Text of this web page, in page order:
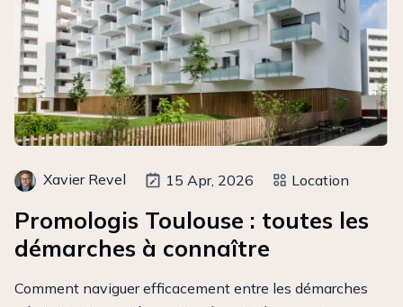
Xavier Revel 15 Apr, 2026 Location
Promologis Toulouse : toutes les
démarches à connaître
Comment naviguer efficacement entre les démarches